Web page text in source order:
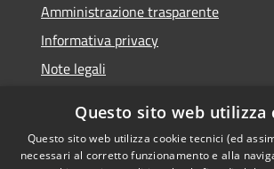
Amministrazione trasparente
Informativa privacy
Note legali
Questo sito web utilizza
Questo sito web utilizza cookie tecnici (ed
necessari al corretto funzionamento e alla